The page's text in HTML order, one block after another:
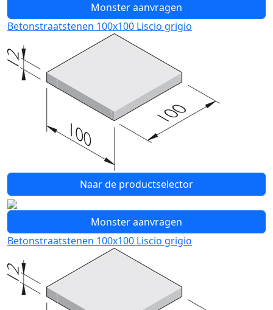
Monster aanvragen
Betonstraatstenen 100x100 Liscio grigio
Naar de productselector
Monster aanvragen
Betonstraatstenen 100x100 Liscio grigio